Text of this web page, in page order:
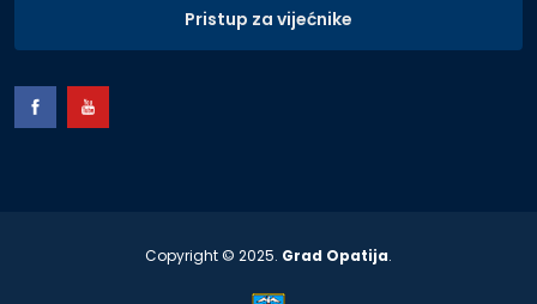
Pristup za vijećnike
Copyright © 2025. Grad Opatija.